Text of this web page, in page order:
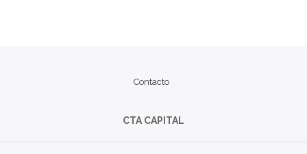
Contacto
CTA CAPITAL